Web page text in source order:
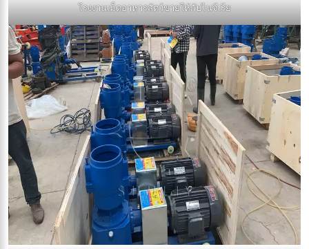
โรงงานเม็ดอาหารสัตว์ขายให้กับไนจีเรีย